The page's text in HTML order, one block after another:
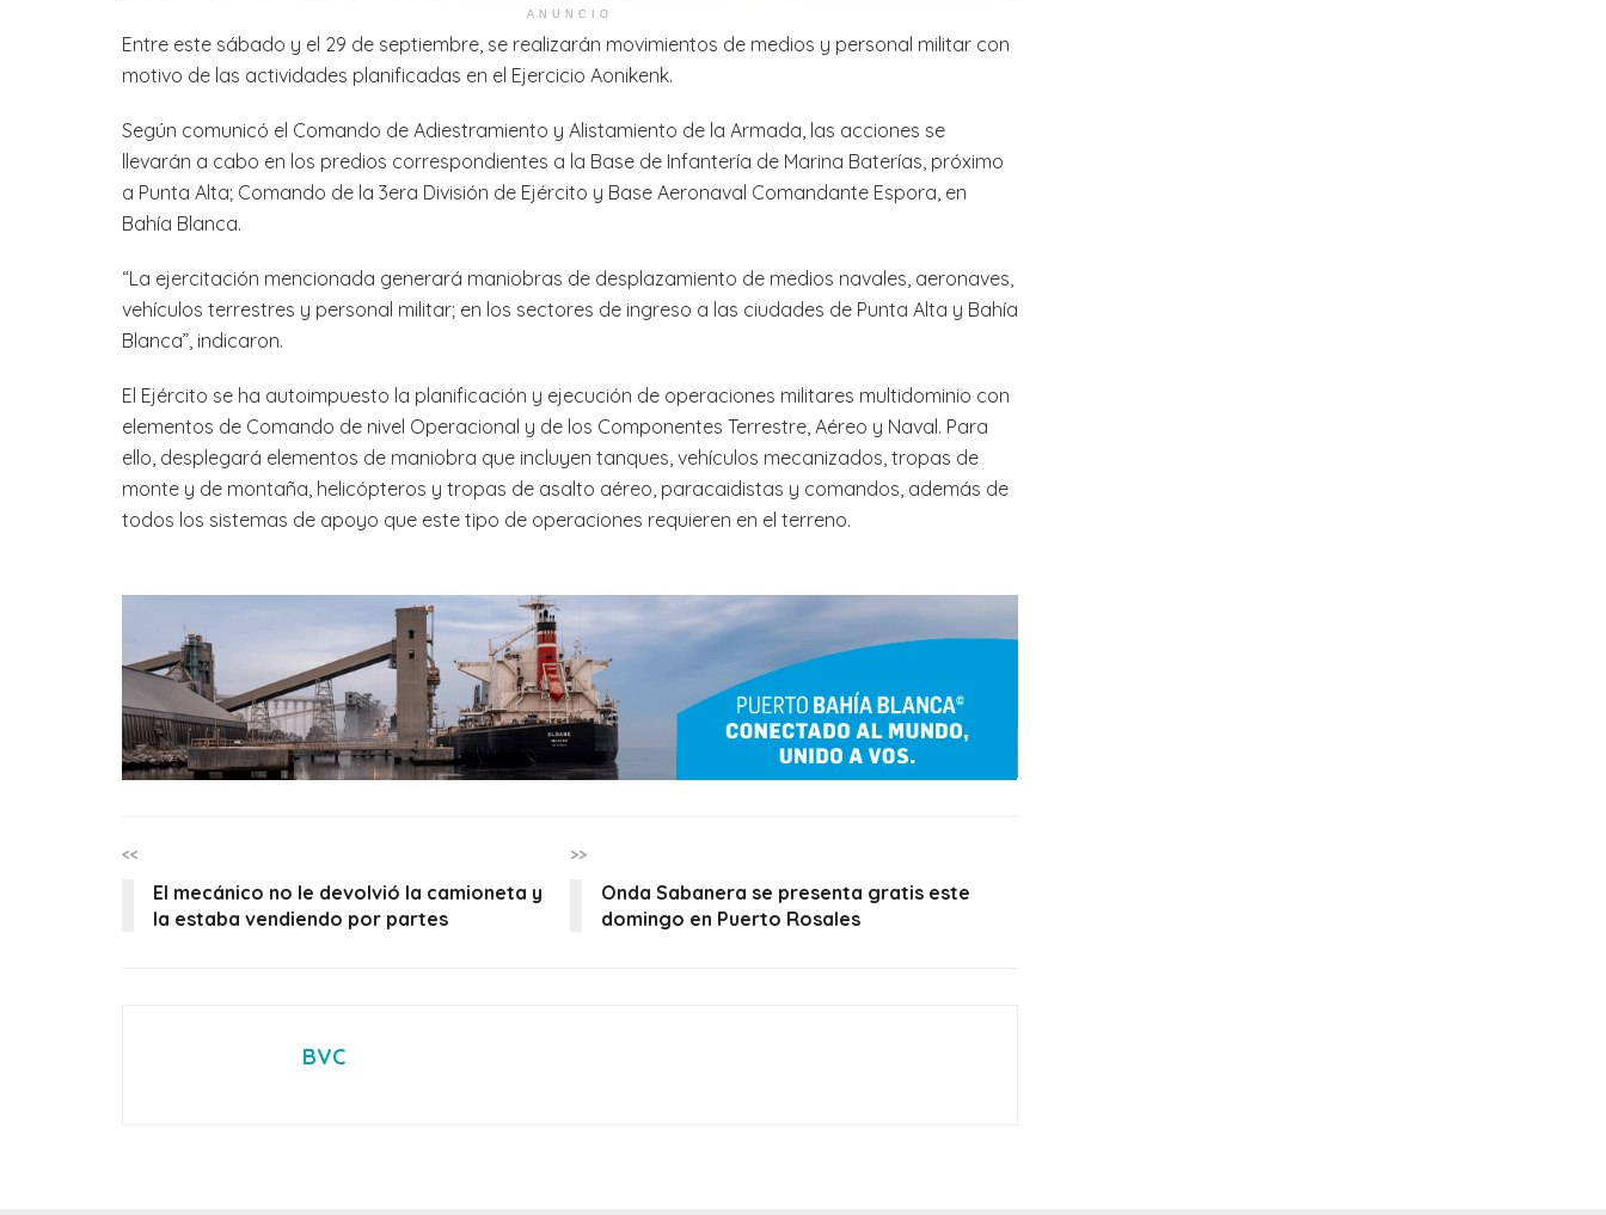
ANUNCIO
Entre este sábado y el 29 de septiembre, se realizarán movimientos de medios y personal militar con
motivo de las actividades planificadas en el Ejercicio Aonikenk.
Según comunicó el Comando de Adiestramiento y Alistamiento de la Armada, las acciones se
llevarán a cabo en los predios correspondientes a la Base de Infantería de Marina Baterías, próximo
a Punta Alta; Comando de la 3era División de Ejército y Base Aeronaval Comandante Espora, en
Bahía Blanca.
“La ejercitación mencionada generará maniobras de desplazamiento de medios navales, aeronaves,
vehículos terrestres y personal militar; en los sectores de ingreso a las ciudades de Punta Alta y Bahía
Blanca”, indicaron.
El Ejército se ha autoimpuesto la planificación y ejecución de operaciones militares multidominio con
elementos de Comando de nivel Operacional y de los Componentes Terrestre, Aéreo y Naval. Para
ello, desplegará elementos de maniobra que incluyen tanques, vehículos mecanizados, tropas de
monte y de montaña, helicópteros y tropas de asalto aéreo, paracaidistas y comandos, además de
todos los sistemas de apoyo que este tipo de operaciones requieren en el terreno.
<<
El mecánico no le devolvió la camioneta y
la estaba vendiendo por partes
>>
Onda Sabanera se presenta gratis este
domingo en Puerto Rosales
BVC